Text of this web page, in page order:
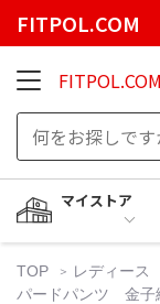
FITPOL.COM
FITPOL.COM
マイストア
TOP レディース
パードパンツ 金子